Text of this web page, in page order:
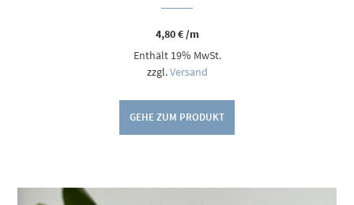
4,80€/m
Enthält 19% MwSt.
zzgl.Versand
GEHE ZUM PRODUKT